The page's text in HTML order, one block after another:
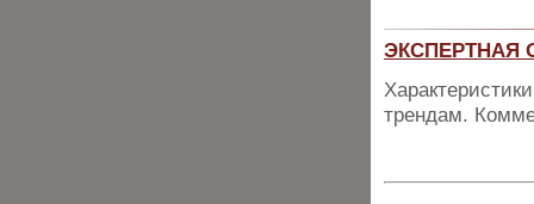
ЭКСПЕРТНАЯ
трендам.